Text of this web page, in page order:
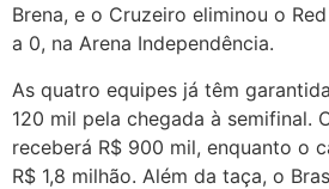
Brena, e o Cruzeiro eliminou o
a 0, na Arena Independência.
As quatro equipes já têm
120 mil pela chegada à semifinal.
receberá R$ 900 mil, enquanto o
R$ 1,8 milhão. Além da taça, o